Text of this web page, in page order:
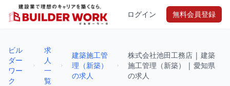
ログイン 無料会員登録
ビル
ダー
ワー
ク
求
人
一
覧
建築施工管
理（新築）
の求人
株式会社池田工務店 | 建築
施工管理（新築） | 愛知県
の求人